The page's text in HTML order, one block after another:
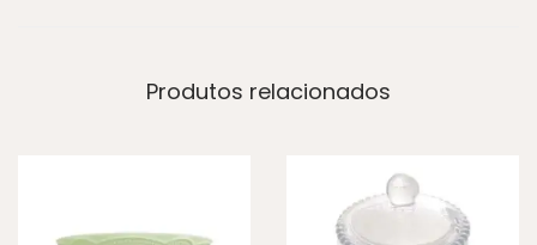
Produtos relacionados